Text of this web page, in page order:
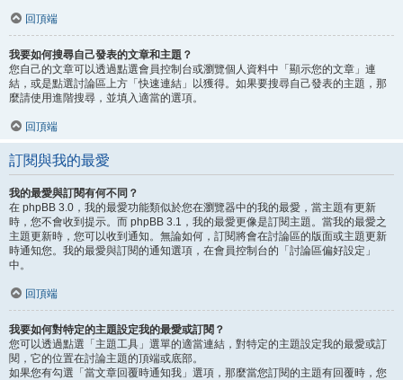
回頂端
我要如何搜尋自己發表的文章和主題？
您自己的文章可以透過點選會員控制台或瀏覽個人資料中「顯示您的文章」連
結，或是點選討論區上方「快速連結」以獲得。如果要搜尋自己發表的主題，那
麼請使用進階搜尋，並填入適當的選項。
回頂端
訂閱與我的最愛
我的最愛與訂閱有何不同？
在 phpBB 3.0，我的最愛功能類似於您在瀏覽器中的我的最愛，當主題有更新
時，您不會收到提示。而 phpBB 3.1，我的最愛更像是訂閱主題。當我的最愛之
主題更新時，您可以收到通知。無論如何，訂閱將會在討論區的版面或主題更新
時通知您。我的最愛與訂閱的通知選項，在會員控制台的「討論區偏好設定」
中。
回頂端
我要如何對特定的主題設定我的最愛或訂閱？
您可以透過點選「主題工具」選單的適當連結，對特定的主題設定我的最愛或訂
閱，它的位置在討論主題的頂端或底部。
如果您有勾選「當文章回覆時通知我」選項，那麼當您訂閱的主題有回覆時，您